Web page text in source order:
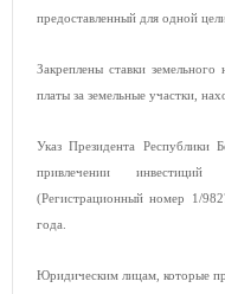
предоставленный для одной
Закреплены ставки
платы за земельные участки,
Указ Президента
привлечении инвестиций
(Регистрационный номер 1/
года.
Юридическим лицам, которые